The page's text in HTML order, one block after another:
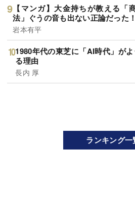
【マンガ】大金持ちが教える「
法」ぐうの音も出ない正論だった！
岩本有平
1980年代の東芝に「AI時代」が
る理由
長内 厚
ランキング一